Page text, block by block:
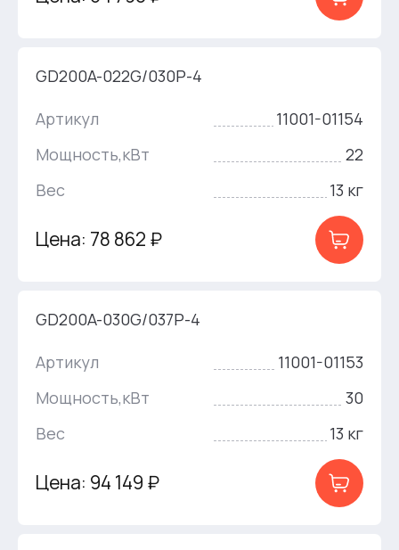
GD200A-022G/030P-4
Артикул
11001-01154
Мощность,кВт
22
Вес
13 кг
Цена: 78 862 ₽
GD200A-030G/037P-4
Артикул
11001-01153
Мощность,кВт
30
Вес
13 кг
Цена: 94 149 ₽